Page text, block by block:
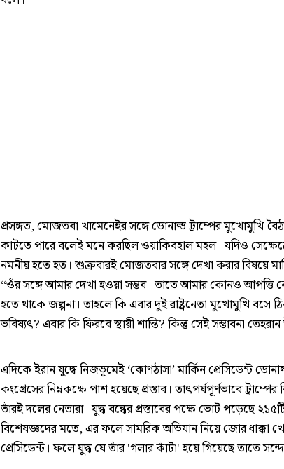
প্রসঙ্গত, মোজতবা খামেনেইর সঙ্গে ডোনাল্ড ট্রাম্পের মুখোমুখি
কাটতে পারে বলেই মনে করছিল ওয়াকিবহাল মহল। যদিও
নমনীয় হতে হত। শুক্রবারই মোজতবার সঙ্গে দেখা করার বিষয়ে
‘‘ওঁর সঙ্গে আমার দেখা হওয়া সম্ভব। তাতে আমার কোনও আপত্তি
হতে থাকে জল্পনা। তাহলে কি এবার দুই রাষ্ট্রনেতা মুখোমুখি বসে
ভবিষ্যৎ? এবার কি ফিরবে স্থায়ী শান্তি? কিন্তু সেই সম্ভাবনা
এদিকে ইরান যুদ্ধে নিজভূমেই ‘কোণঠাসা’ মার্কিন প্রেসিডেন্ট
কংগ্রেসের নিম্নকক্ষে পাশ হয়েছে প্রস্তাব। তাৎপর্যপূর্ণভাবে
তাঁরই দলের নেতারা। যুদ্ধ বন্ধের প্রস্তাবের পক্ষে ভোট পড়েছে
বিশেষজ্ঞদের মতে, এর ফলে সামরিক অভিযান নিয়ে জোর ধাক্কা
প্রেসিডেন্ট। ফলে যুদ্ধ যে তাঁর 'গলার কাঁটা' হয়ে গিয়েছে তাতে